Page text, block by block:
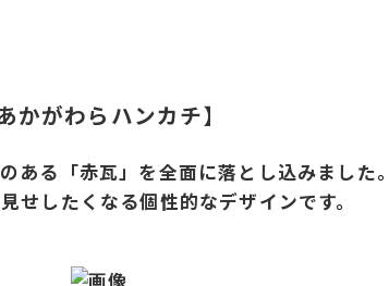
かがわらハンカチ】
ある「赤瓦」を全面に落とし込みました。
せしたくなる個性的なデザインです。